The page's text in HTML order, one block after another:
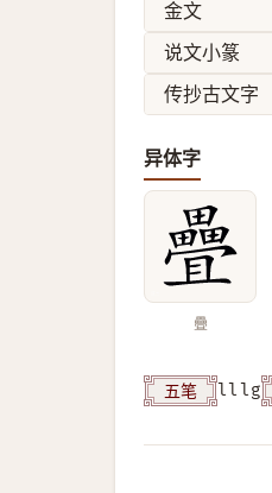
金文
说文小篆
传抄古文字
异体字
疊
五笔 lllg